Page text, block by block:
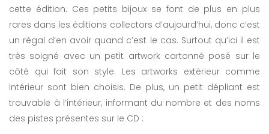
cette édition. Ces petits bijoux se font de plus en plus
rares dans les éditions collectors d’aujourd’hui, donc c’est
un régal d’en avoir quand c’est le cas. Surtout qu’ici il est
très soigné avec un petit artwork cartonné posé sur le
côté qui fait son style. Les artworks extérieur comme
intérieur sont bien choisis. De plus, un petit dépliant est
trouvable à l’intérieur, informant du nombre et des noms
des pistes présentes sur le CD :